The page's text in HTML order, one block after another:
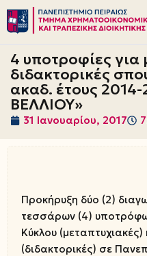
Μεταπηδήστε
στο
περιεχόμενο
4 υποτρoφίες για
διδακτορικές
ακαδ. έτους
ΒΕΛΛΙΟΥ»
31 Ιανουαρίου, 2017
Προκήρυξη δύο (2)
τεσσάρων (4)
Κύκλου
(διδακτορικές) σε